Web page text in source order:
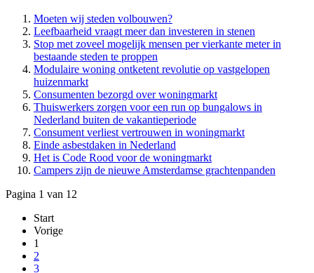
Moeten wij steden volbouwen?
Leefbaarheid vraagt meer dan investeren in stenen
Stop met zoveel mogelijk mensen per vierkante meter in
bestaande steden te proppen
Modulaire woning ontketent revolutie op vastgelopen
huizenmarkt
Consumenten bezorgd over woningmarkt
Thuiswerkers zorgen voor een run op bungalows in
Nederland buiten de vakantieperiode
Consument verliest vertrouwen in woningmarkt
Einde asbestdaken in Nederland
Het is Code Rood voor de woningmarkt
Campers zijn de nieuwe Amsterdamse grachtenpanden
Pagina 1 van 12
Start
Vorige
1
2
3